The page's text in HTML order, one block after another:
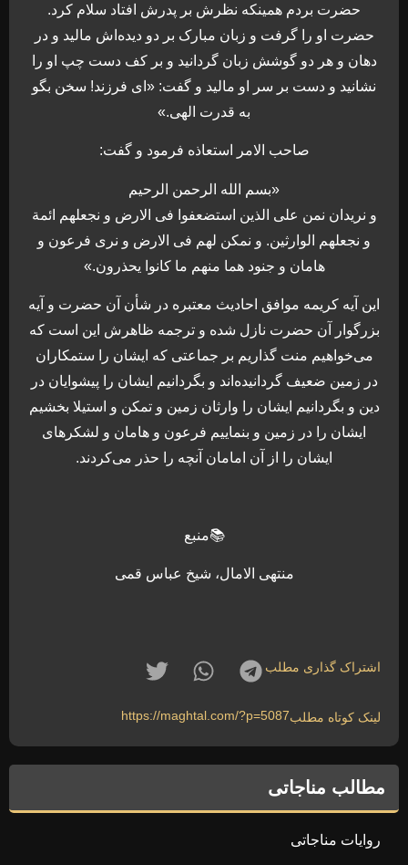
مطالب مناجاتی
روایات مناجاتی
حضرت بردم همینکه نظرش بر پدرش افتاد سلام کرد.
حضرت او را گرفت و زبان مبارک بر دو دیده‌اش مالید و در
دهان و هر دو گوشش زبان گردانید و بر کف دست چپ او را
نشانید و دست بر سر او مالید و گفت: «ای فرزند! سخن بگو
به قدرت الهی.»
صاحب الامر استعاذه فرمود و گفت:
«بسم الله الرحمن الرحیم
و نریدان نمن علی الذین استضعفوا فی الارض و نجعلهم ائمة
و نجعلهم الوارثین. و نمکن لهم فی الارض و نری فرعون و
هامان و جنود هما منهم ما کانوا یحذرون.»
این آیه کریمه موافق احادیث معتبره در شأن آن حضرت و آیه
بزرگوار آن حضرت نازل شده و ترجمه ظاهرش این است که
می‌خواهیم منت گذاریم بر جماعتی که ایشان را ستمکاران
در زمین ضعیف گردانیده‌اند و بگردانیم ایشان را پیشوایان در
دین و بگردانیم ایشان را وارثان زمین و تمکن و استیلا بخشیم
ایشان را در زمین و بنماییم فرعون و هامان و لشکرهای
ایشان را از آن امامان آنچه را حذر می‌کردند.
📚منبع
منتهی الامال، شیخ عباس قمی
اشتراک گذاری مطلب
لینک کوتاه مطلبhttps://maghtal.com/?p=5087